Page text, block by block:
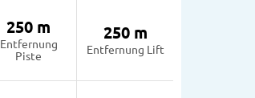
250 m
Entfernung
Piste
250 m
Entfernung Lift